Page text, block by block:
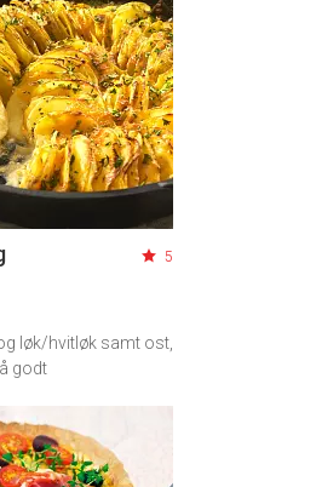
5
løk/hvitløk samt ost,
godt